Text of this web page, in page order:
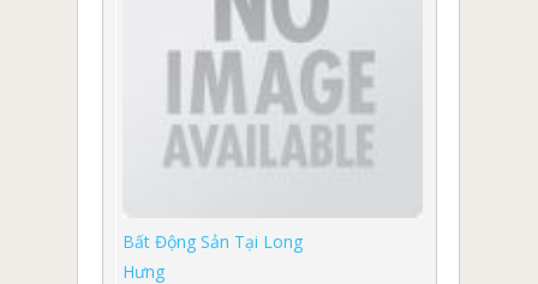
Bất Động Sản Tại Long
Hưng